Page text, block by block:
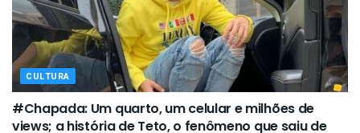
CULTURA
#Chapada: Um quarto, um celular e milhões de
views; a história de Teto, o fenômeno que saiu de